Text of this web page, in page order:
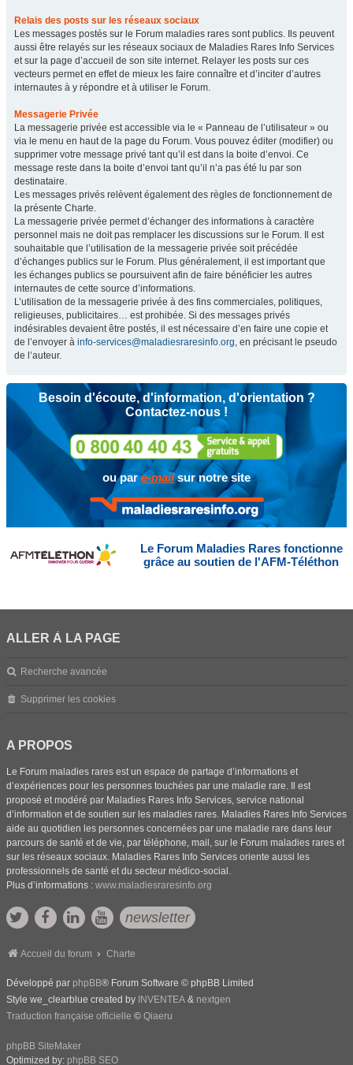
Relais des posts sur les réseaux sociaux
Les messages postés sur le Forum maladies rares sont publics. Ils peuvent
aussi être relayés sur les réseaux sociaux de Maladies Rares Info Services
et sur la page d’accueil de son site internet. Relayer les posts sur ces
vecteurs permet en effet de mieux les faire connaître et d’inciter d’autres
internautes à y répondre et à utiliser le Forum.
Messagerie Privée
La messagerie privée est accessible via le « Panneau de l’utilisateur » ou
via le menu en haut de la page du Forum. Vous pouvez éditer (modifier) ou
supprimer votre message privé tant qu’il est dans la boite d’envoi. Ce
message reste dans la boite d’envoi tant qu’il n’a pas été lu par son
destinataire.
Les messages privés relèvent également des règles de fonctionnement de
la présente Charte.
La messagerie privée permet d’échanger des informations à caractère
personnel mais ne doit pas remplacer les discussions sur le Forum. Il est
souhaitable que l’utilisation de la messagerie privée soit précédée
d’échanges publics sur le Forum. Plus généralement, il est important que
les échanges publics se poursuivent afin de faire bénéficier les autres
internautes de cette source d’informations.
L’utilisation de la messagerie privée à des fins commerciales, politiques,
religieuses, publicitaires… est prohibée. Si des messages privés
indésirables devaient être postés, il est nécessaire d’en faire une copie et
de l’envoyer à info-services@maladiesraresinfo.org, en précisant le pseudo
de l’auteur.
Besoin d'écoute, d'information, d'orientation ?
Contactez-nous !
ou pare-mailsur notre site
Le Forum Maladies Rares fonctionne
grâce au soutien de l'AFM-Téléthon
ALLER À LA PAGE
Recherche avancée
Supprimer les cookies
A PROPOS
Le Forum maladies rares est un espace de partage d’informations et
d’expériences pour les personnes touchées par une maladie rare. Il est
proposé et modéré par Maladies Rares Info Services, service national
d’information et de soutien sur les maladies rares. Maladies Rares Info Services
aide au quotidien les personnes concernées par une maladie rare dans leur
parcours de santé et de vie, par téléphone, mail, sur le Forum maladies rares et
sur les réseaux sociaux. Maladies Rares Info Services oriente aussi les
professionnels de santé et du secteur médico-social.
Plus d’informations : www.maladiesraresinfo.org
newsletter
Accueil du forum Charte
Développé par phpBB® Forum Software © phpBB Limited
Style we_clearblue created by INVENTEA & nextgen
Traduction française officielle © Qiaeru
phpBB SiteMaker
Optimized by: phpBB SEO